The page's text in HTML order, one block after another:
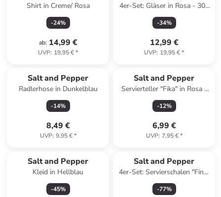
Shirt in Creme/ Rosa
-24%
ab: 14,99 €
UVP: 19,95 €*
4er-Set: Gläser in Rosa - 300
ml
-34%
12,99 €
UVP: 19,95 €*
Salt and Pepper
Radlerhose in Dunkelblau
-14%
8,49 €
UVP: 9,95 €*
Salt and Pepper
Servierteller "Fika" in Rosa -
(L)20 x (B)9 cm
-12%
6,99 €
UVP: 7,95 €*
Salt and Pepper
Kleid in Hellblau
-45%
Salt and Pepper
4er-Set: Servierschalen "Fina"
in Weiß/ Schwarz - (H)5 x Ø
20 cm
-77%